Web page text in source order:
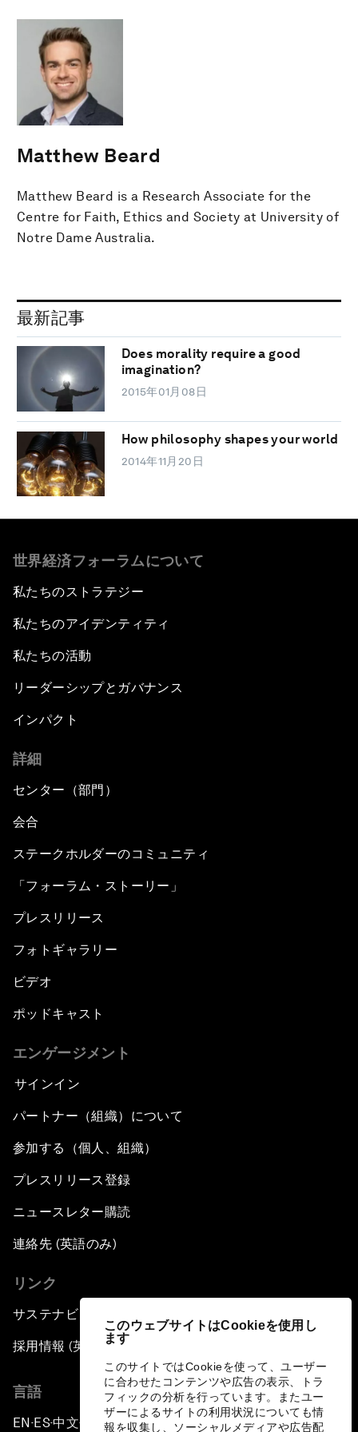
このウェブサイトはCookieを使用し
ます
このサイトではCookieを使って、ユーザー
に合わせたコンテンツや広告の表示、トラ
フィックの分析を行っています。またユー
ザーによるサイトの利用状況についても情
報を収集し、ソーシャルメディアや広告配
Matthew Beard
Matthew Beard is a Research Associate for the
Centre for Faith, Ethics and Society at University of
Notre Dame Australia.
最新記事
Does morality require a good
imagination?
2015年01月08日
How philosophy shapes your world
2014年11月20日
世界経済フォーラムについて
私たちのストラテジー
私たちのアイデンティティ
私たちの活動
リーダーシップとガバナンス
インパクト
詳細
センター（部門）
会合
ステークホルダーのコミュニティ
「フォーラム・ストーリー」
プレスリリース
フォトギャラリー
ビデオ
ポッドキャスト
エンゲージメント
サインイン
パートナー（組織）について
参加する（個人、組織）
プレスリリース登録
ニュースレター購読
連絡先 (英語のみ)
リンク
サステナビリティへの取り組み
採用情報 (英語のみ)
言語
EN ▪ES▪中文▪ 日本語